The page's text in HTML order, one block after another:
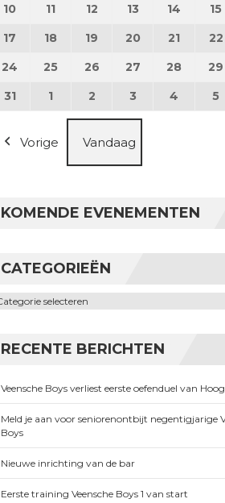
10 10 augustus 2026
11 11 augustus 2026
12 12 augustus 2026
13 13 augustus
14 14 15
17 17 augustus 2026
18 18 augustus 2026
19 19 augustus 2026
20 20 augustus
21 21 22
24 24 augustus 2026
25 25 augustus 2026
26 26 augustus 2026
27 27 augustus
28 28 29
3131 augustus 2026
1 1 september 2026
2 2 september 2026
3 3 september
4 4 5
Vorige Vandaag
KOMENDE EVENEMENTEN
CATEGORIEËN
RECENTE BERICHTEN
Veensche Boys verliest eerste oefenduel van
Meld je aan voor seniorenontbijt negentigjarige
Boys
Nieuwe inrichting van de bar
Eerste training Veensche Boys 1 van start